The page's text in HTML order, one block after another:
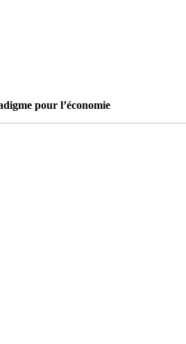
pour l’économie